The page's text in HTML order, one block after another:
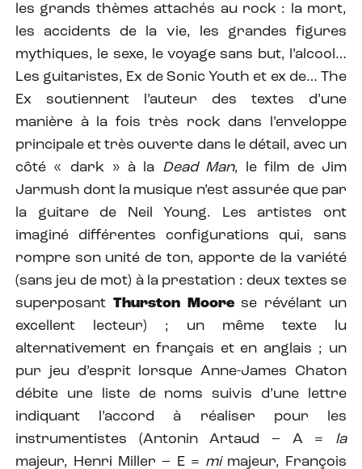
les grands thèmes attachés au rock : la mort,
les accidents de la vie, les grandes figures
mythiques, le sexe, le voyage sans but, l’alcool…
Les guitaristes, Ex de Sonic Youth et ex de… The
Ex soutiennent l’auteur des textes d’une
manière à la fois très rock dans l’enveloppe
principale et très ouverte dans le détail, avec un
côté « dark » à la Dead Man, le film de Jim
Jarmush dont la musique n’est assurée que par
la guitare de Neil Young. Les artistes ont
imaginé différentes configurations qui, sans
rompre son unité de ton, apporte de la variété
(sans jeu de mot) à la prestation : deux textes se
superposant Thurston Moorese révélant un
excellent lecteur) ; un même texte lu
alternativement en français et en anglais ; un
pur jeu d’esprit lorsque Anne-James Chaton
débite une liste de noms suivis d’une lettre
indiquant l’accord à réaliser pour les
instrumentistes (Antonin Artaud – A = la
majeur, Henri Miller – E = mimajeur, François